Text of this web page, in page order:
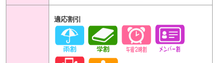
適応割引